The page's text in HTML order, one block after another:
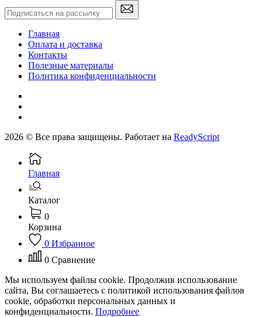
Главная
Оплата и доставка
Контакты
Полезные материалы
Политика конфиденциальности
2026 © Все права защищены. Работает на ReadyScript
Главная
Каталог
0
Корзина
0 Избранное
0 Сравнение
Мы используем файлы cookie. Продолжив использование
сайта, Вы соглашаетесь с политикой использования файлов
cookie, обработки персональных данных и
конфиденциальности. Подробнее